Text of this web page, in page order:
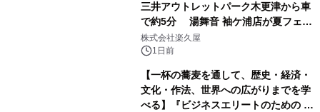
三井アウトレットパーク木更津から車
で約5分 湯舞音 袖ケ浦店が夏フェア
メニューを提供
株式会社楽久屋
1日前
【一杯の蕎麦を通して、歴史・経済・
文化・作法、世界への広がりまでを学
べる】『ビジネスエリートのための 教